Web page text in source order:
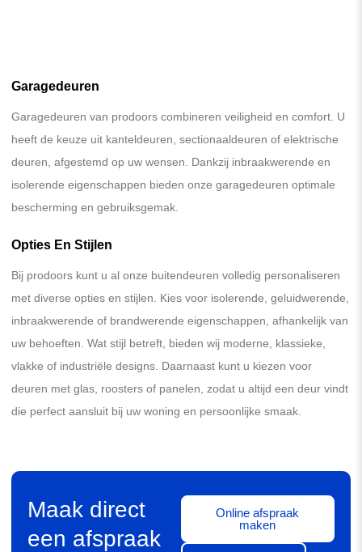
Garagedeuren
Garagedeuren van prodoors combineren veiligheid en comfort. U
heeft de keuze uit kanteldeuren, sectionaaldeuren of elektrische
deuren, afgestemd op uw wensen. Dankzij inbraakwerende en
isolerende eigenschappen bieden onze garagedeuren optimale
bescherming en gebruiksgemak.
Opties En Stijlen
Bij prodoors kunt u al onze buitendeuren volledig personaliseren
met diverse opties en stijlen. Kies voor isolerende, geluidwerende,
inbraakwerende of brandwerende eigenschappen, afhankelijk van
uw behoeften. Wat stijl betreft, bieden wij moderne, klassieke,
vlakke of industriële designs. Daarnaast kunt u kiezen voor
deuren met glas, roosters of panelen, zodat u altijd een deur vindt
die perfect aansluit bij uw woning en persoonlijke smaak.
Maak direct
een afspraak
Online afspraak
maken